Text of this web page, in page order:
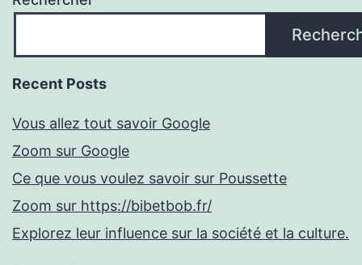
Recent Posts
Vous allez tout savoir Google
Zoom sur Google
Ce que vous voulez savoir sur Poussette
Zoom sur https://bibetbob.fr/
Explorez leur influence sur la société et la culture.